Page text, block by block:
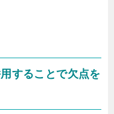
することで欠点を